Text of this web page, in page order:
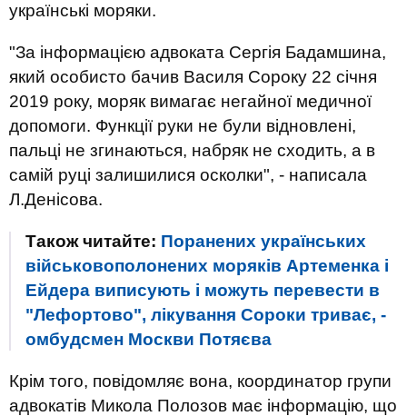
українські моряки.
"За інформацією адвоката Сергія Бадамшина,
який особисто бачив Василя Сороку 22 січня
2019 року, моряк вимагає негайної медичної
допомоги. Функції руки не були відновлені,
пальці не згинаються, набряк не сходить, а в
самій руці залишилися осколки", - написала
Л.Денісова.
Також читайте: Поранених українських
військовополонених моряків Артеменка і
Ейдера виписують і можуть перевести в
"Лефортово", лікування Сороки триває, -
омбудсмен Москви Потяєва
Крім того, повідомляє вона, координатор групи
адвокатів Микола Полозов має інформацію, що